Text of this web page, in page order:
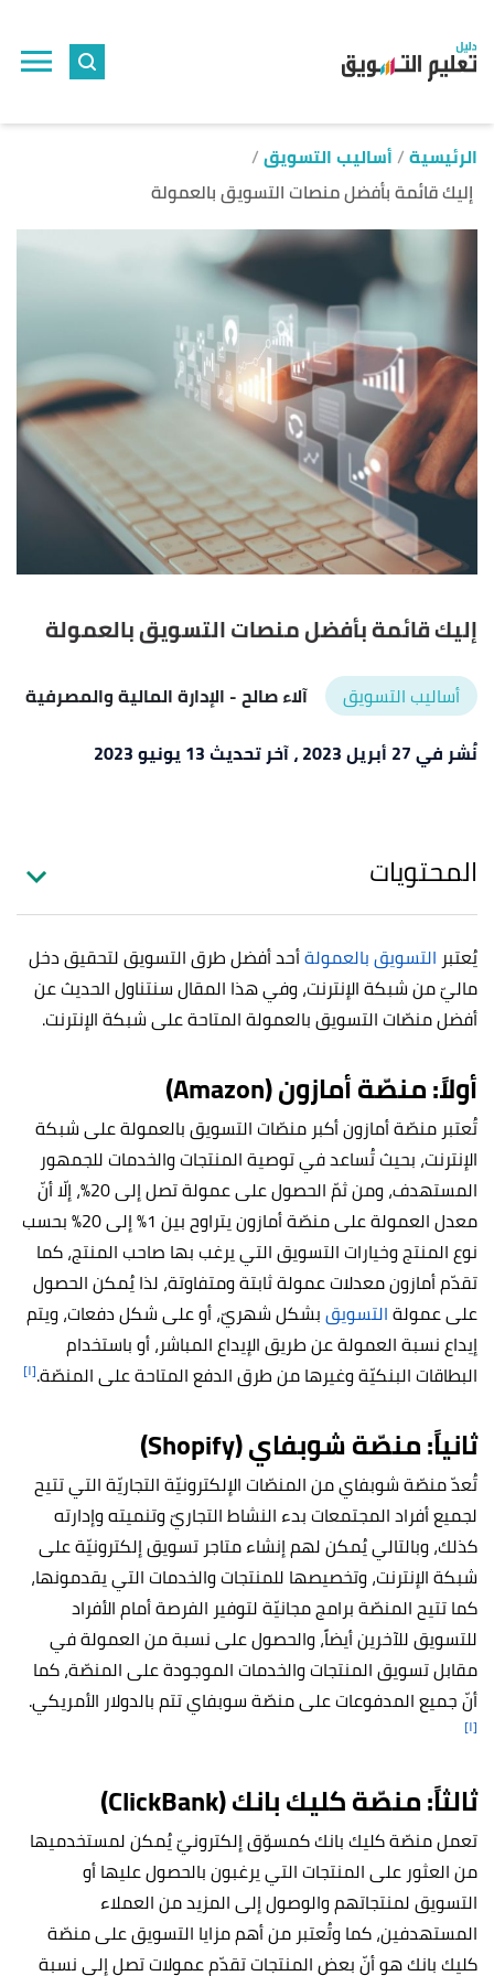
الرئيسية أساليب التسويق
إليك قائمة بأفضل منصات التسويق بالعمولة
إليك قائمة بأفضل منصات التسويق بالعمولة
أساليب التسويق آلاء صالح- الإدارة المالية والمصرفية
نُشر في 27 أبريل 2023
، آخر تحديث 13 يونيو 2023
المحتويات
يُعتبر التسويق بالعمولةأحد أفضل طرق التسويق لتحقيق دخل
ماليّ من شبكة الإنترنت، وفي هذا المقال سنتناول الحديث عن
أفضل منصّات التسويق بالعمولة المتاحة على شبكة الإنترنت.
أولاً: منصّة أمازون (Amazon)
تُعتبر منصّة أمازون أكبر منصّات التسويق بالعمولة على شبكة
الإنترنت، بحيث تُساعد في توصية المنتجات والخدمات للجمهور
المستهدف، ومن ثمّ الحصول على عمولة تصل إلى 20%، إلّا أنّ
معدل العمولة على منصّة أمازون يتراوح بين 1% إلى 20% بحسب
نوع المنتج وخيارات التسويق التي يرغب بها صاحب المنتج، كما
تقدّم أمازون معدلات عمولة ثابتة ومتفاوتة، لذا يُمكن الحصول
على عمولةالتسويقبشكل شهريّ، أو على شكل دفعات، ويتم
إيداع نسبة العمولة عن طريق الإيداع المباشر، أو باستخدام
البطاقات البنكيّة وغيرها من طرق الدفع المتاحة على المنصّة.[١]
ثانياً: منصّة شوبفاي (Shopify)
تُعدّ منصّة شوبفاي من المنصّات الإلكترونيّة التجاريّة التي تتيح
لجميع أفراد المجتمعات بدء النشاط التجاريّ وتنميته وإدارته
كذلك، وبالتالي يُمكن لهم إنشاء متاجر تسويق إلكترونيّة على
شبكة الإنترنت، وتخصيصها للمنتجات والخدمات التي يقدمونها،
كما تتيح المنصّة برامج مجانيّة لتوفير الفرصة أمام الأفراد
للتسويق للآخرين أيضاً، والحصول على نسبة من العمولة في
مقابل تسويق المنتجات والخدمات الموجودة على المنصّة، كما
أنّ جميع المدفوعات على منصّة سوبفاي تتم بالدولار الأمريكي.
[١]
ثالثاً: منصّة كليك بانك (ClickBank)
تعمل منصّة كليك بانك كمسوّق إلكترونيّ يُمكن لمستخدميها
من العثور على المنتجات التي يرغبون بالحصول عليها أو
التسويق لمنتجاتهم والوصول إلى المزيد من العملاء
المستهدفين، كما وتُعتبر من أهم مزايا التسويق على منصّة
كليك بانك هو أنّ بعض المنتجات تقدّم عمولات تصل إلى نسبة